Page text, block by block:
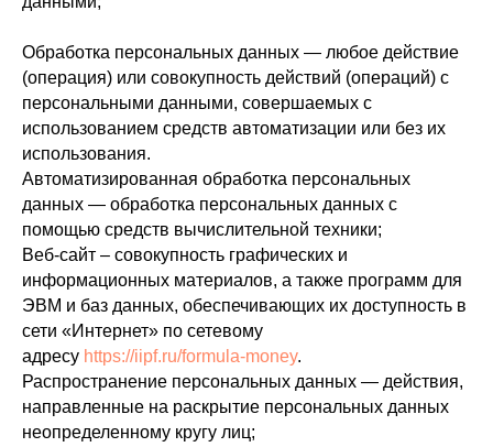
Обработка персональных данных — любое действие
(операция) или совокупность действий (операций) с
персональными данными, совершаемых с
использованием средств автоматизации или без их
использования.
Автоматизированная обработка персональных
данных — обработка персональных данных с
помощью средств вычислительной техники;
Веб-сайт – совокупность графических и
информационных материалов, а также программ для
ЭВМ и баз данных, обеспечивающих их доступность в
сети «Интернет» по сетевому
адресу https://iipf.ru/formula-money.
Распространение персональных данных — действия,
направленные на раскрытие персональных данных
неопределенному кругу лиц;